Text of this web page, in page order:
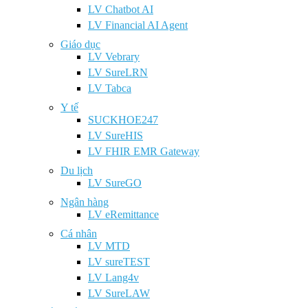
LV Chatbot AI
LV Financial AI Agent
Giáo dục
LV Vebrary
LV SureLRN
LV Tabca
Y tế
SUCKHOE247
LV SureHIS
LV FHIR EMR Gateway
Du lịch
LV SureGO
Ngân hàng
LV eRemittance
Cá nhân
LV MTD
LV sureTEST
LV Lang4v
LV SureLAW